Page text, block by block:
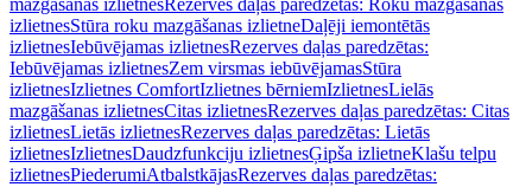
mazgāšanas izlietnesRezerves daļas paredzētas: Roku mazgāšanas
izlietnesStūra roku mazgāšanas izlietneDaļēji iemontētās
izlietnesIebūvējamas izlietnesRezerves daļas paredzētas:
Iebūvējamas izlietnesZem virsmas iebūvējamasStūra
izlietnesIzlietnes ComfortIzlietnes bērniemIzlietnesLielās
mazgāšanas izlietnesCitas izlietnesRezerves daļas paredzētas: Citas
izlietnesLietās izlietnesRezerves daļas paredzētas: Lietās
izlietnesIzlietnesDaudzfunkciju izlietnesĢipša izlietneKlašu telpu
izlietnesPiederumiAtbalstkājasRezerves daļas paredzētas: